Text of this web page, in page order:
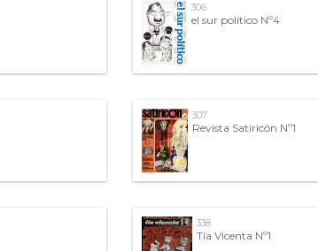
306
el sur político Nº4
307
Revista Satiricón Nº1
338
Tía Vicenta Nº1